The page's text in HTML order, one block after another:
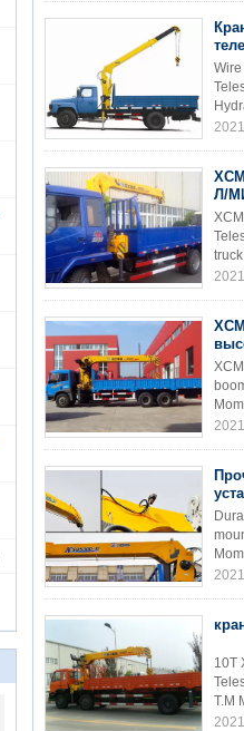
Л/
10T
T.M